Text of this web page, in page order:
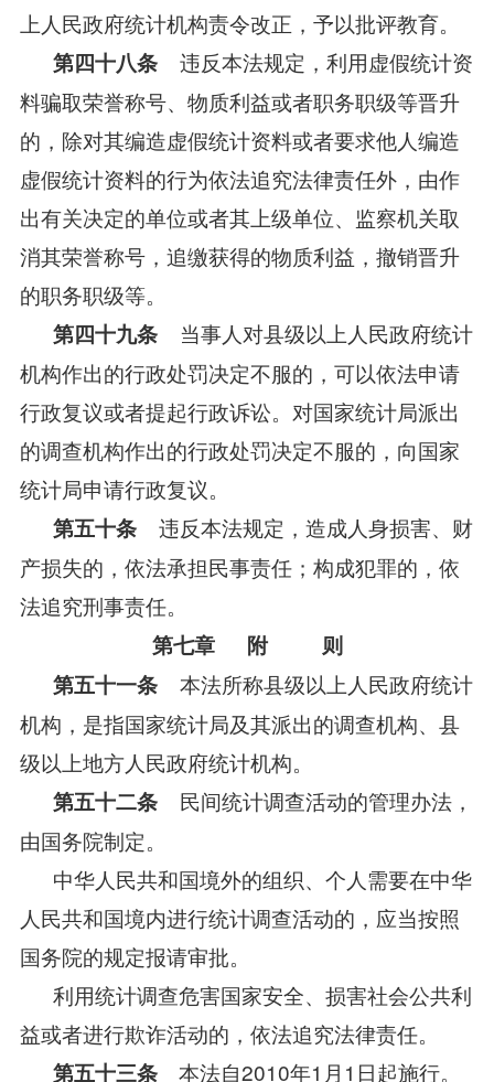
上人民政府统计机构责令改正，予以批评教育。
第四十八条违反本法规定，利用虚假统计资
料骗取荣誉称号、物质利益或者职务职级等晋升
的，除对其编造虚假统计资料或者要求他人编造
虚假统计资料的行为依法追究法律责任外，由作
出有关决定的单位或者其上级单位、监察机关取
消其荣誉称号，追缴获得的物质利益，撤销晋升
的职务职级等。
第四十九条当事人对县级以上人民政府统计
机构作出的行政处罚决定不服的，可以依法申请
行政复议或者提起行政诉讼。对国家统计局派出
的调查机构作出的行政处罚决定不服的，向国家
统计局申请行政复议。
第五十条违反本法规定，造成人身损害、财
产损失的，依法承担民事责任；构成犯罪的，依
法追究刑事责任。
第七章 附 则
第五十一条本法所称县级以上人民政府统计
机构，是指国家统计局及其派出的调查机构、县
级以上地方人民政府统计机构。
第五十二条民间统计调查活动的管理办法，
由国务院制定。
中华人民共和国境外的组织、个人需要在中华
人民共和国境内进行统计调查活动的，应当按照
国务院的规定报请审批。
利用统计调查危害国家安全、损害社会公共利
益或者进行欺诈活动的，依法追究法律责任。
第五十三条本法自2010年1月1日起施行。